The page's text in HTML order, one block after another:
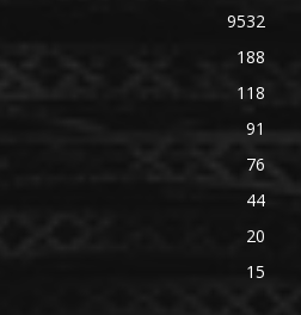
9532
188
118
91
76
44
20
15